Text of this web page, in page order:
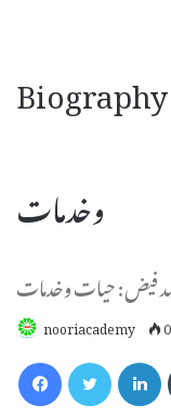
Biography فیض احمد فیض: حیات
وخدمات
فیض: حیات وخدمات
nooriacademy 0